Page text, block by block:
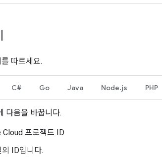
따르세요.
C# Go Java Node.js PHP
다음을 바꿉니다.
Cloud 프로젝트 ID
ID입니다.